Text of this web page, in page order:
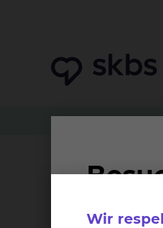
Zuweiser
Im Städtischen
Wir